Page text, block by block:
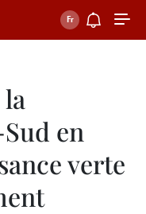
en
verte